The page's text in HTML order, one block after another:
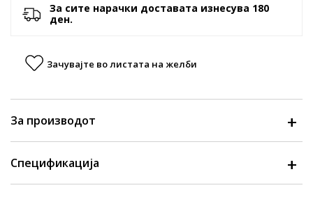
За сите нарачки доставата изнесува 180
ден.
Зачувајте во листата на желби
За производот
Спецификација